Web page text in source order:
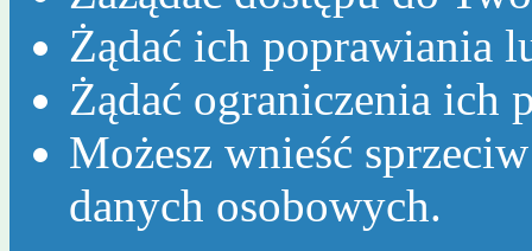
Żądać ich poprawiania
Żądać ograniczenia ich
Możesz wnieść
danych osobowych.